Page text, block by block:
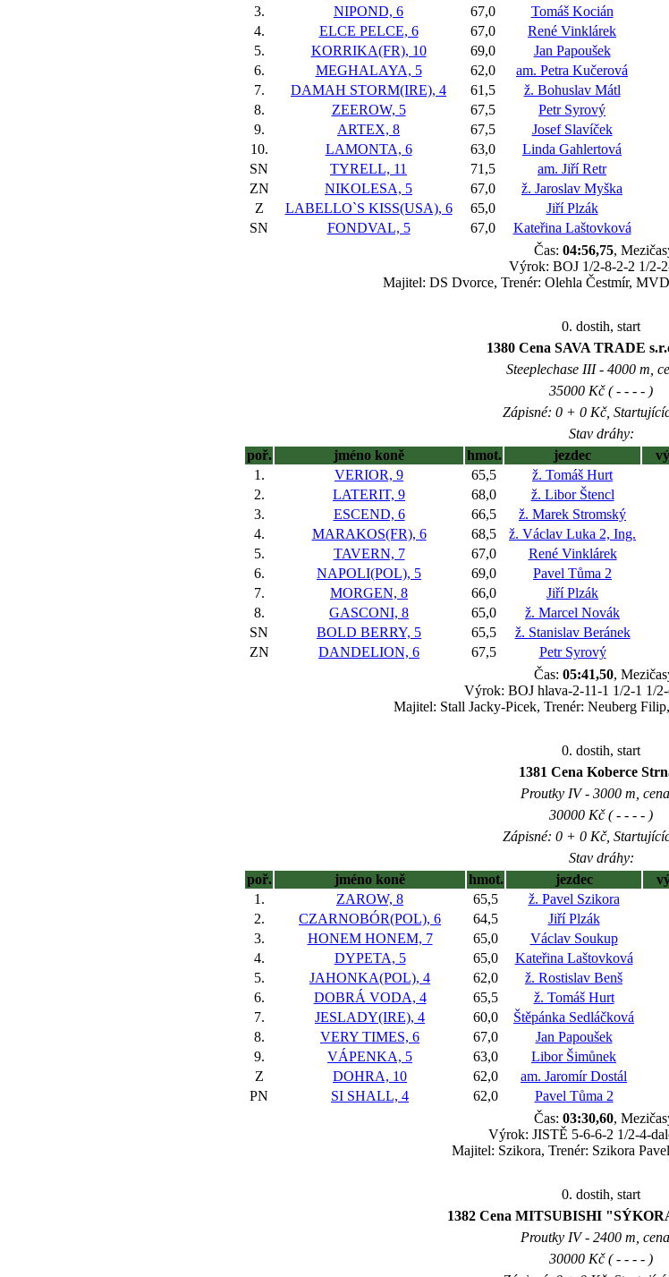
3.
NIPOND, 6 67,0 Tomáš Kocián
4.
ELCE PELCE, 6 67,0 René Vinklárek
5.
KORRIKA(FR), 10 69,0 Jan Papoušek
6.
MEGHALAYA, 5 62,0 am. Petra Kučerová
7.
DAMAH STORM(IRE), 4 61,5 ž. Bohuslav Mátl
8.
ZEEROW, 5 67,5 Petr Syrový
9.
ARTEX, 8 67,5 Josef Slavíček
10.
LAMONTA, 6 63,0 Linda Gahlertová
SN
TYRELL, 11 71,5 am. Jiří Retr
ZN
NIKOLESA, 5 67,0 ž. Jaroslav Myška
Z
LABELLO`S KISS(USA), 6 65,0 Jiří Plzák
SN
FONDVAL, 5 67,0 Kateřina Laštovková
Čas: 04:56,75,
Výrok: BOJ 1/2-8-2-2 1/2-
Majitel: DS Dvorce, Trenér: Olehla Čestmír,
0. dostih, start
1380 Cena SAVA TRADE
Steeplechase III - 4000 m,
35000 Kč ( - - - - )
Zápisné: 0 + 0 Kč,
Stav dráhy:
poř.
jméno koně hmot. jezdec
1.
VERIOR, 9 65,5 ž. Tomáš Hurt
2.
LATERIT, 9 68,0 ž. Libor Štencl
3.
ESCEND, 6 66,5 ž. Marek Stromský
4.
MARAKOS(FR), 6 68,5 ž. Václav Luka 2, Ing.
5.
TAVERN, 7 67,0 René Vinklárek
6.
NAPOLI(POL), 5 69,0 Pavel Tůma 2
7.
MORGEN, 8 66,0 Jiří Plzák
8.
GASCONI, 8 65,0 ž. Marcel Novák
SN
BOLD BERRY, 5 65,5 ž. Stanislav Beránek
ZN
DANDELION, 6 67,5 Petr Syrový
Čas: 05:41,50,
Výrok: BOJ hlava-2-11-1 1/2-1 1/
Majitel: Stall Jacky-Picek, Trenér: Neuberg
0. dostih, start
1381 Cena Koberce
Proutky IV - 3000 m,
30000 Kč ( - - - - )
Zápisné: 0 + 0 Kč,
Stav dráhy:
poř.
jméno koně hmot. jezdec
1.
ZAROW, 8 65,5 ž. Pavel Szikora
2.
CZARNOBÓR(POL), 6 64,5 Jiří Plzák
3.
HONEM HONEM, 7 65,0 Václav Soukup
4.
DYPETA, 5 65,0 Kateřina Laštovková
5.
JAHONKA(POL), 4 62,0 ž. Rostislav Benš
6.
DOBRÁ VODA, 4 65,5 ž. Tomáš Hurt
7.
JESLADY(IRE), 4 60,0 Štěpánka Sedláčková
8.
VERY TIMES, 6 67,0 Jan Papoušek
9.
VÁPENKA, 5 63,0 Libor Šimůnek
Z
DOHRA, 10 62,0 am. Jaromír Dostál
PN
SI SHALL, 4 62,0 Pavel Tůma 2
Čas: 03:30,60,
Výrok: JISTĚ 5-6-6-2 1/2-4-
Majitel: Szikora, Trenér: Szikora
0. dostih, start
1382 Cena MITSUBISHI
Proutky IV - 2400 m,
30000 Kč ( - - - - )